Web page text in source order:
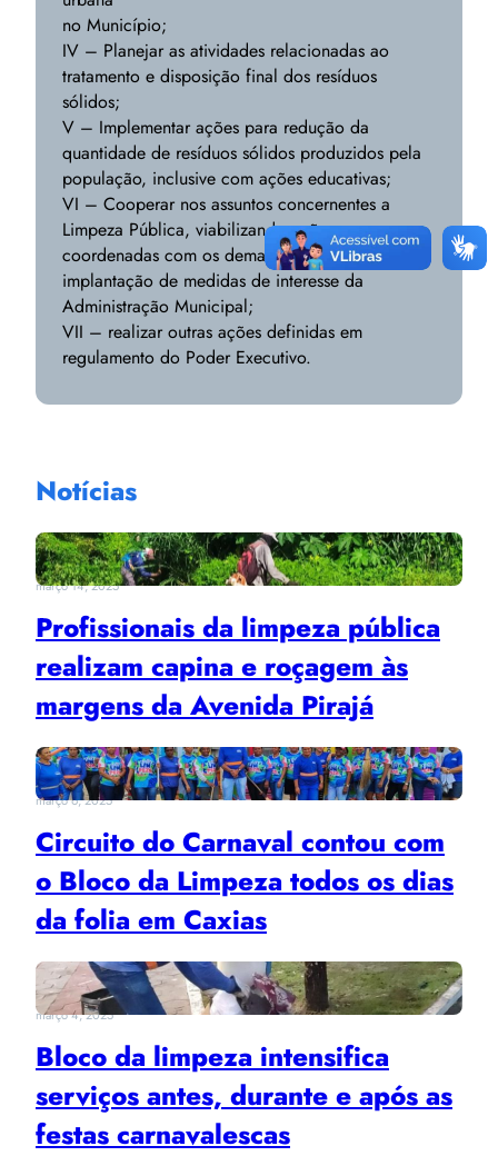
no Município;
IV – Planejar as atividades relacionadas ao
tratamento e disposição final dos resíduos
sólidos;
V – Implementar ações para redução da
quantidade de resíduos sólidos produzidos pela
população, inclusive com ações educativas;
VI – Cooperar nos assuntos concernentes a
Limpeza Pública, viabilizando ações
coordenadas com os demais órgãos com vistas à
implantação de medidas de interesse da
Administração Municipal;
VII – realizar outras ações definidas em
regulamento do Poder Executivo.
Notícias
março 14, 2025
Profissionais da limpeza pública
realizam capina e roçagem às
margens da Avenida Pirajá
março 6, 2025
Circuito do Carnaval contou com
o Bloco da Limpeza todos os dias
da folia em Caxias
março 4, 2025
Bloco da limpeza intensifica
serviços antes, durante e após as
festas carnavalescas